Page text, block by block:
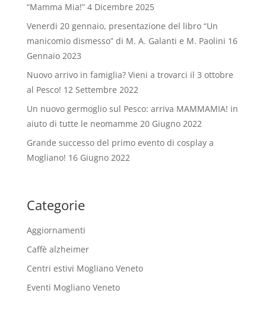
“Mamma Mia!” 4 Dicembre 2025
Venerdi 20 gennaio, presentazione del libro “Un
manicomio dismesso” di M. A. Galanti e M. Paolini 16
Gennaio 2023
Nuovo arrivo in famiglia? Vieni a trovarci il 3 ottobre
al Pesco! 12 Settembre 2022
Un nuovo germoglio sul Pesco: arriva MAMMAMIA! in
aiuto di tutte le neomamme 20 Giugno 2022
Grande successo del primo evento di cosplay a
Mogliano! 16 Giugno 2022
Categorie
Aggiornamenti
Caffè alzheimer
Centri estivi Mogliano Veneto
Eventi Mogliano Veneto